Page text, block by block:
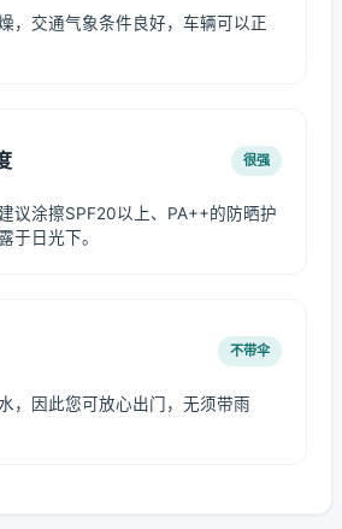
，交通气象条件良好，车辆可以正
很强
议涂擦SPF20以上、PA++的防晒护
于日光下。
不带伞
，因此您可放心出门，无须带雨